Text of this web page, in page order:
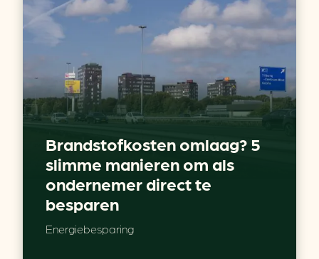
Brandstofkosten omlaag? 5
slimme manieren om als
ondernemer direct te
besparen
Energiebesparing